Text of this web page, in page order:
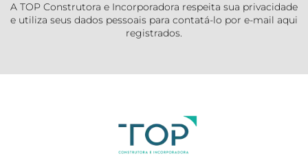
A TOP Construtora e Incorporadora respeita sua privacidade
e utiliza seus dados pessoais para contatá-lo por e-mail aqui
registrados.